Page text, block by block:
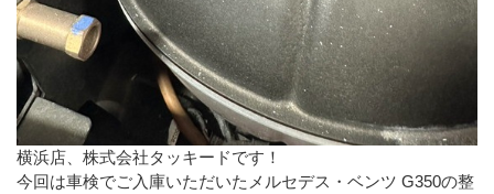
横浜店、株式会社タッキードです！
今回は車検でご入庫いただいたメルセデス・ベンツ G350の整